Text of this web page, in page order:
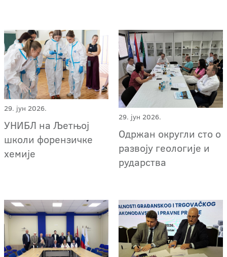
29. јун 2026.
УНИБЛ на Љетњој
школи форензичке
хемије
29. јун 2026.
Одржан округли сто о
развоју геологије и
рударства